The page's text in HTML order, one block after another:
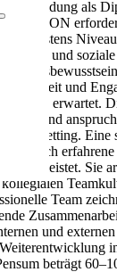
in die
und Alltag
Ausbildung als
oder BSON
mindestens
und
und
werden erwartet.
und
Setting. Eine
durch
gewährleistet. Sie
Team
und
beträgt